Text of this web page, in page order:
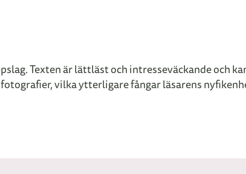
Texten är lättläst och intresseväckande och
vilka ytterligare fångar läsarens